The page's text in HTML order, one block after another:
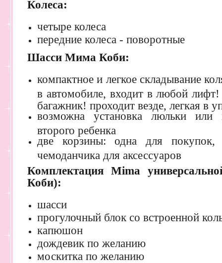
Колеса:
четыре колеса
передние колеса - поворотные
Шасси Мима Коби:
компактное и легкое складывание
в автомобиле, входит в любой лифт!
багажник! проходит везде, легкая в
возможна установка люльки или
второго ребенка
две корзины: одна для
чемоданчика для аксессуаров
Комплектация Mima
Коби):
шасси
прогулочный блок со встроенной
капюшон
дождевик по желанию
москитка по желанию